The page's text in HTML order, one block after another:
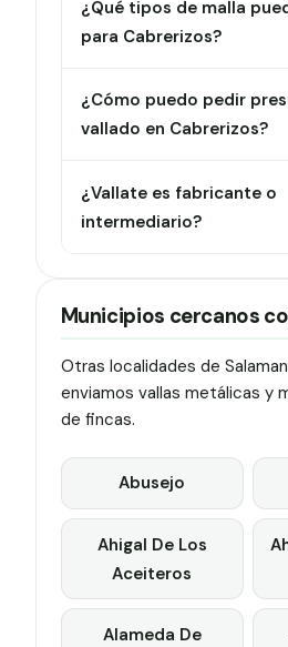
¿Qué tipos de malla
para Cabrerizos?
¿Cómo puedo pedir
vallado en Cabrerizos?
¿Vallate es fabricante o
intermediario?
Municipios cercanos
Otras localidades de
enviamos vallas metálicas y
de fincas.
Abusejo
Ahigal De Los
Aceiteros
Alameda De